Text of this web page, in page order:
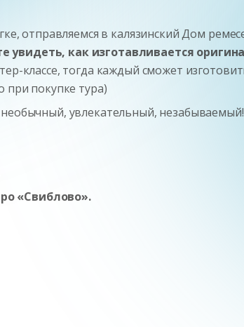
отправляемся в калязинский Дом
увидеть, как изготавливается
классе, тогда каждый сможет
при покупке тура)
увлекательный, незабываемый!
«Свиблово».